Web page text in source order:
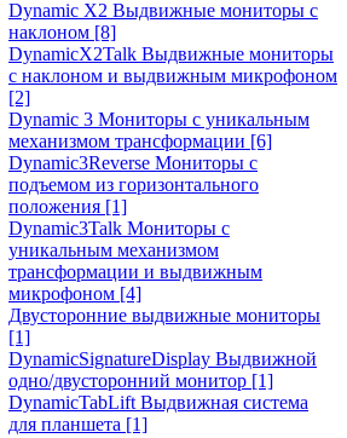
Dynamic X2 Выдвижные мониторы с
наклоном [8]
DynamicX2Talk Выдвижные мониторы
с наклоном и выдвижным микрофоном
[2]
Dynamic 3 Мониторы с уникальным
механизмом трансформации [6]
Dynamic3Reverse Мониторы с
подъемом из горизонтального
положения [1]
Dynamic3Talk Мониторы с
уникальным механизмом
трансформации и выдвижным
микрофоном [4]
Двусторонние выдвижные мониторы
[1]
DynamicSignatureDisplay Выдвижной
одно/двусторонний монитор [1]
DynamicTabLift Выдвижная система
для планшета [1]